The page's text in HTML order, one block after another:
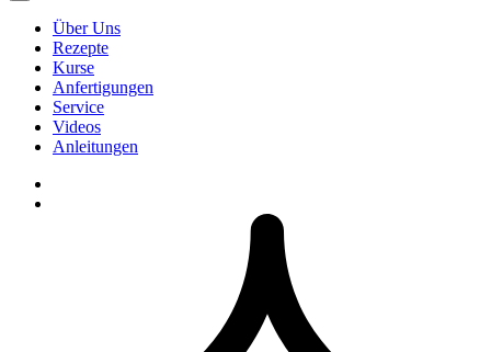
Über Uns
Rezepte
Kurse
Anfertigungen
Service
Videos
Anleitungen